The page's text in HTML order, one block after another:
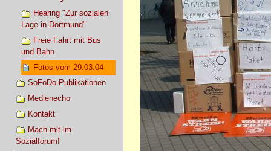
Hearing "Zur sozialen
Lage in Dortmund"
Freie Fahrt mit Bus
und Bahn
Fotos vom 29.03.04
SoFoDo-Publikationen
Medienecho
Kontakt
Mach mit im
Sozialforum!